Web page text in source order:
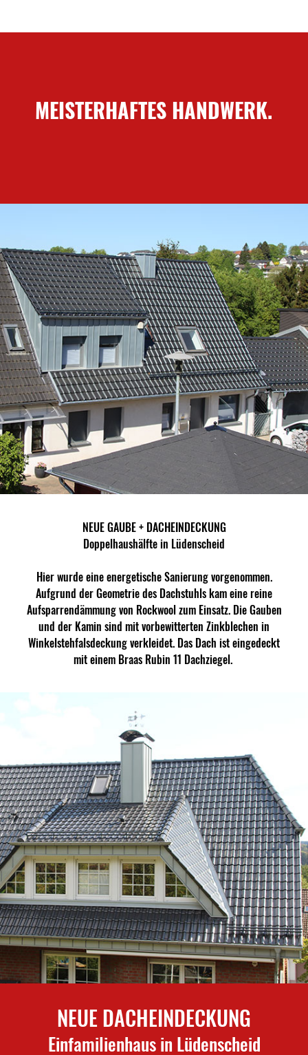
MEISTERHAFTES HANDWERK.
NEUE GAUBE + DACHEINDECKUNG
Doppelhaushälfte in Lüdenscheid
Hier wurde eine energetische Sanierung vorgenommen.
Aufgrund der Geometrie des Dachstuhls kam eine reine
Aufsparrendämmung von Rockwool zum Einsatz. Die Gauben
und der Kamin sind mit vorbewitterten Zinkblechen in
Winkelstehfalsdeckung verkleidet. Das Dach ist eingedeckt
mit einem Braas Rubin 11 Dachziegel.
NEUE DACHEINDECKUNG
Einfamilienhaus in Lüdenscheid